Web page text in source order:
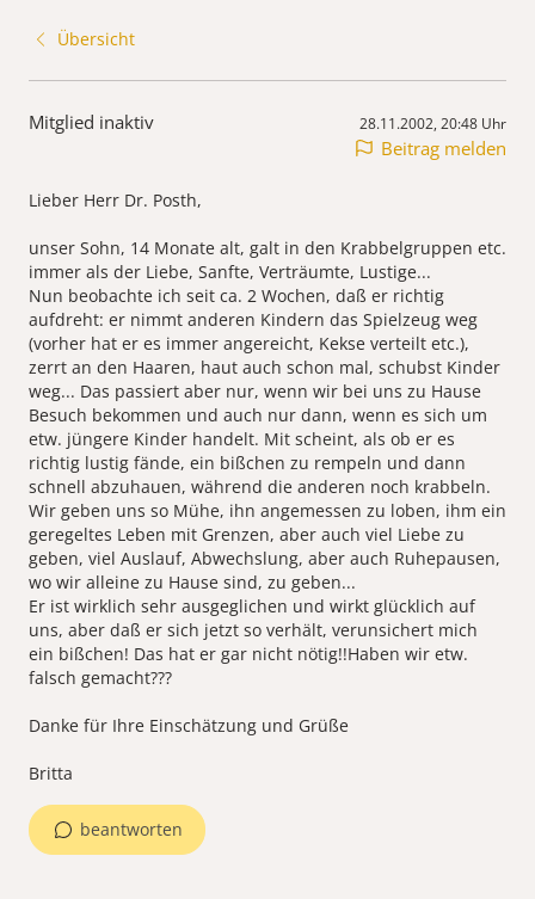
Übersicht
Mitglied inaktiv 28.11.2002, 20:48 Uhr
Beitrag melden
Lieber Herr Dr. Posth,
unser Sohn, 14 Monate alt, galt in den Krabbelgruppen etc.
immer als der Liebe, Sanfte, Verträumte, Lustige...
Nun beobachte ich seit ca. 2 Wochen, daß er richtig
aufdreht: er nimmt anderen Kindern das Spielzeug weg
(vorher hat er es immer angereicht, Kekse verteilt etc.),
zerrt an den Haaren, haut auch schon mal, schubst Kinder
weg... Das passiert aber nur, wenn wir bei uns zu Hause
Besuch bekommen und auch nur dann, wenn es sich um
etw. jüngere Kinder handelt. Mit scheint, als ob er es
richtig lustig fände, ein bißchen zu rempeln und dann
schnell abzuhauen, während die anderen noch krabbeln.
Wir geben uns so Mühe, ihn angemessen zu loben, ihm ein
geregeltes Leben mit Grenzen, aber auch viel Liebe zu
geben, viel Auslauf, Abwechslung, aber auch Ruhepausen,
wo wir alleine zu Hause sind, zu geben...
Er ist wirklich sehr ausgeglichen und wirkt glücklich auf
uns, aber daß er sich jetzt so verhält, verunsichert mich
ein bißchen! Das hat er gar nicht nötig!!Haben wir etw.
falsch gemacht???
Danke für Ihre Einschätzung und Grüße
Britta
beantworten